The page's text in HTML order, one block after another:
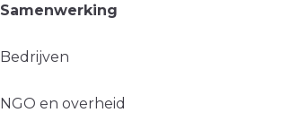
Samenwerking
Bedrijven
NGO en overheid